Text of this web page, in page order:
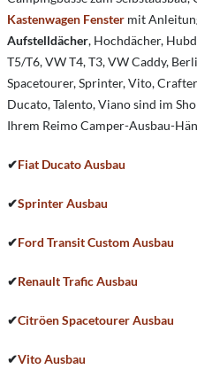
Kastenwagen Fenster mit
Aufstelldächer, Hochdächer,
T5/T6, VW T4, T3, VW Caddy,
Spacetourer, Sprinter, Vito,
Ducato, Talento, Viano sind im
Ihrem Reimo Camper-Ausbau-
✔Fiat Ducato Ausbau
✔Sprinter Ausbau
✔Ford Transit Custom Ausbau
✔Renault Trafic Ausbau
✔Citröen Spacetourer Ausbau
✔Vito Ausbau